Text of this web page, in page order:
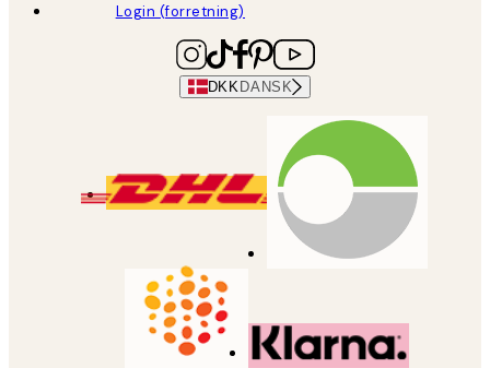
Login (forretning)
DKK DANSK